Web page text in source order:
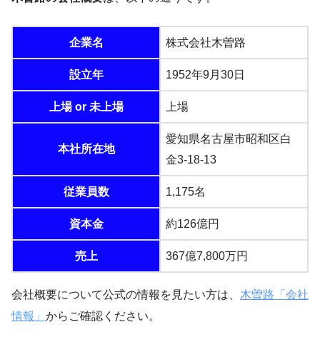
企業名 株式会社木曽路
設立年 1952年9月30日
上場 or 未上場 上場
本社所在地
愛知県名古屋市昭和区白
金3-18-13
従業員数 1,175名
資本金 約126億円
売上 367億7,800万円
会社概要について公式の情報を見たい方は、 木曽路「会社
情報」 からご確認ください。